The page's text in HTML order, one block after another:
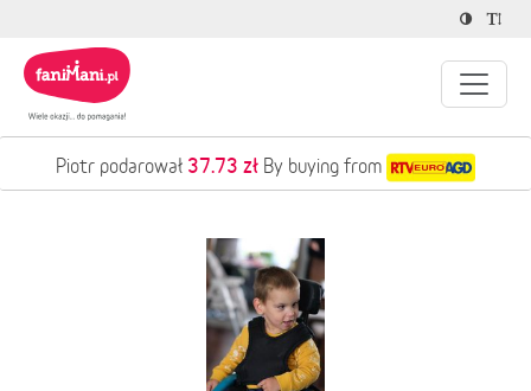
Piotr podarował 37.73 zł By buying from